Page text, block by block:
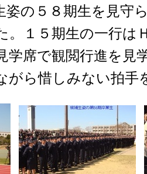
姿の５８期生を見守
。１５期生の一行は
学席で観閲行進を見
がら惜しみない拍手